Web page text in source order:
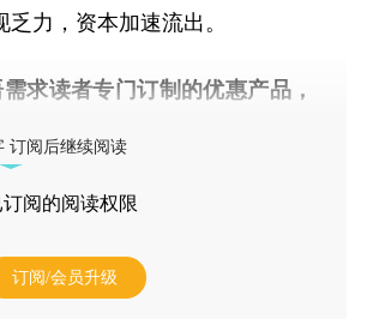
力，资本加速流出。
求读者专门订制的优惠产品，
订阅后继续阅读
阅的阅读权限
订阅/会员升级